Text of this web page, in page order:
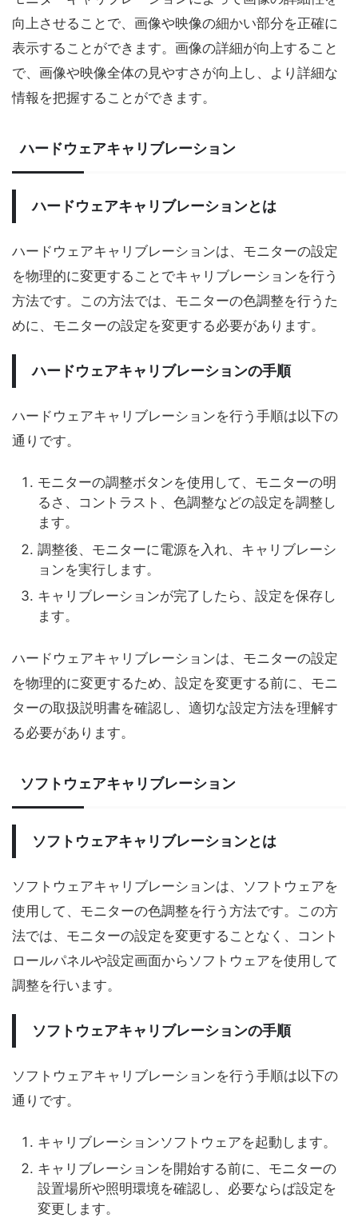
向上させることで、画像や映像の細かい部分を正確に
表示することができます。画像の詳細が向上すること
で、画像や映像全体の見やすさが向上し、より詳細な
情報を把握することができます。
ハードウェアキャリブレーション
ハードウェアキャリブレーションとは
ハードウェアキャリブレーションは、モニターの設定
を物理的に変更することでキャリブレーションを行う
方法です。この方法では、モニターの色調整を行うた
めに、モニターの設定を変更する必要があります。
ハードウェアキャリブレーションの手順
ハードウェアキャリブレーションを行う手順は以下の
通りです。
モニターの調整ボタンを使用して、モニターの明
るさ、コントラスト、色調整などの設定を調整し
ます。
調整後、モニターに電源を入れ、キャリブレーシ
ョンを実行します。
キャリブレーションが完了したら、設定を保存し
ます。
ハードウェアキャリブレーションは、モニターの設定
を物理的に変更するため、設定を変更する前に、モニ
ターの取扱説明書を確認し、適切な設定方法を理解す
る必要があります。
ソフトウェアキャリブレーション
ソフトウェアキャリブレーションとは
ソフトウェアキャリブレーションは、ソフトウェアを
使用して、モニターの色調整を行う方法です。この方
法では、モニターの設定を変更することなく、コント
ロールパネルや設定画面からソフトウェアを使用して
調整を行います。
ソフトウェアキャリブレーションの手順
ソフトウェアキャリブレーションを行う手順は以下の
通りです。
キャリブレーションソフトウェアを起動します。
キャリブレーションを開始する前に、モニターの
設置場所や照明環境を確認し、必要ならば設定を
変更します。